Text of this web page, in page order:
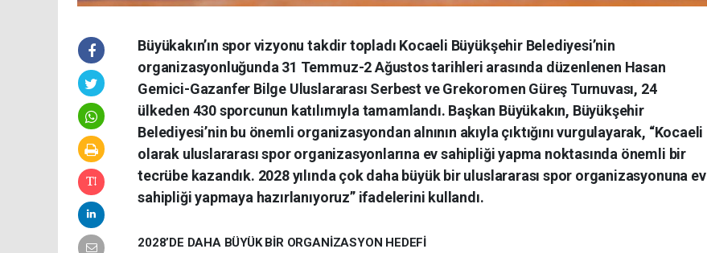
Büyükakın’ın spor vizyonu takdir topladı Kocaeli Büyükşehir Belediyesi’nin
organizasyonluğunda 31 Temmuz-2 Ağustos tarihleri arasında düzenlenen Hasan
Gemici-Gazanfer Bilge Uluslararası Serbest ve Grekoromen Güreş Turnuvası, 24
ülkeden 430 sporcunun katılımıyla tamamlandı. Başkan Büyükakın, Büyükşehir
Belediyesi’nin bu önemli organizasyondan alnının akıyla çıktığını vurgulayarak, “Kocaeli
olarak uluslararası spor organizasyonlarına ev sahipliği yapma noktasında önemli bir
tecrübe kazandık. 2028 yılında çok daha büyük bir uluslararası spor organizasyonuna ev
sahipliği yapmaya hazırlanıyoruz” ifadelerini kullandı.
2028’DE DAHA BÜYÜK BİR ORGANİZASYON HEDEFİ